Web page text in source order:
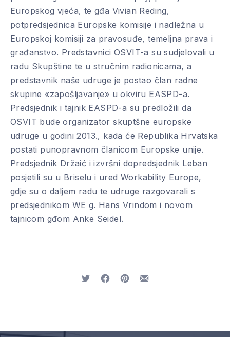
Europskog vjeća, te gđa Vivian Reding,
potpredsjednica Europske komisije i nadležna u
Europskoj komisiji za pravosuđe, temeljna prava i
građanstvo. Predstavnici OSVIT-a su sudjelovali u
radu Skupštine te u stručnim radionicama, a
predstavnik naše udruge je postao član radne
skupine «zapošljavanje» u okviru EASPD-a.
Predsjednik i tajnik EASPD-a su predložili da
OSVIT bude organizator skuptšne europske
udruge u godini 2013., kada će Republika Hrvatska
postati punopravnom članicom Europske unije.
Predsjednik Držaić i izvršni dopredsjednik Leban
posjetili su u Briselu i ured Workability Europe,
gdje su o daljem radu te udruge razgovarali s
predsjednikom WE g. Hans Vrindom i novom
tajnicom gđom Anke Seidel.
TweetShare on Facebook
Share on Pinterest
Share by Email